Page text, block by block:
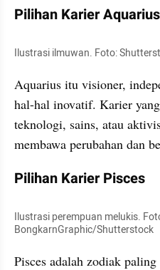
Pilihan Karier Aquarius
Ilustrasi ilmuwan. Foto:
Aquarius itu visioner,
hal-hal inovatif. Karier
teknologi, sains, atau
membawa perubahan dan
Pilihan Karier Pisces
Ilustrasi perempuan melukis.
BongkarnGraphic/Shutterstock
Pisces adalah zodiak